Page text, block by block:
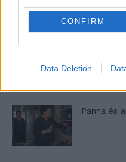
CONFIRM
Data Deletion
Panna és